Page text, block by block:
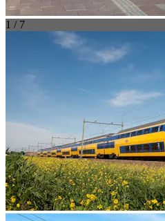
1 / 7